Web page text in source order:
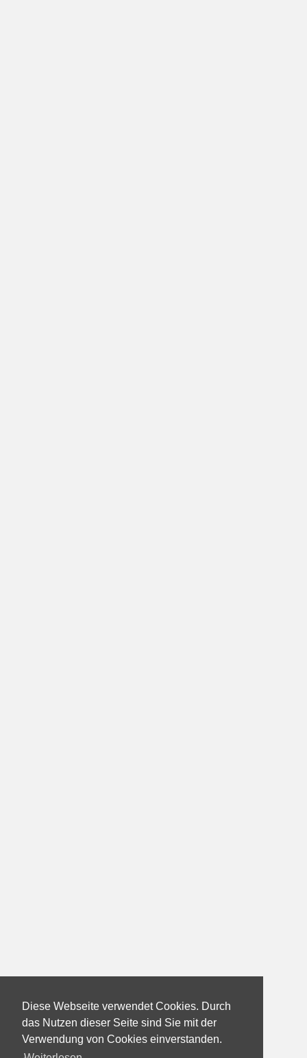
Diese Webseite verwendet Cookies. Durch
das Nutzen dieser Seite sind Sie mit der
Verwendung von Cookies einverstanden.